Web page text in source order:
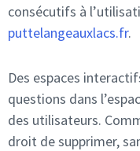
consécutifs à
puttelangeauxlacs.fr.
Des espaces
questions dans
des utilisateurs.
droit de supprimer,